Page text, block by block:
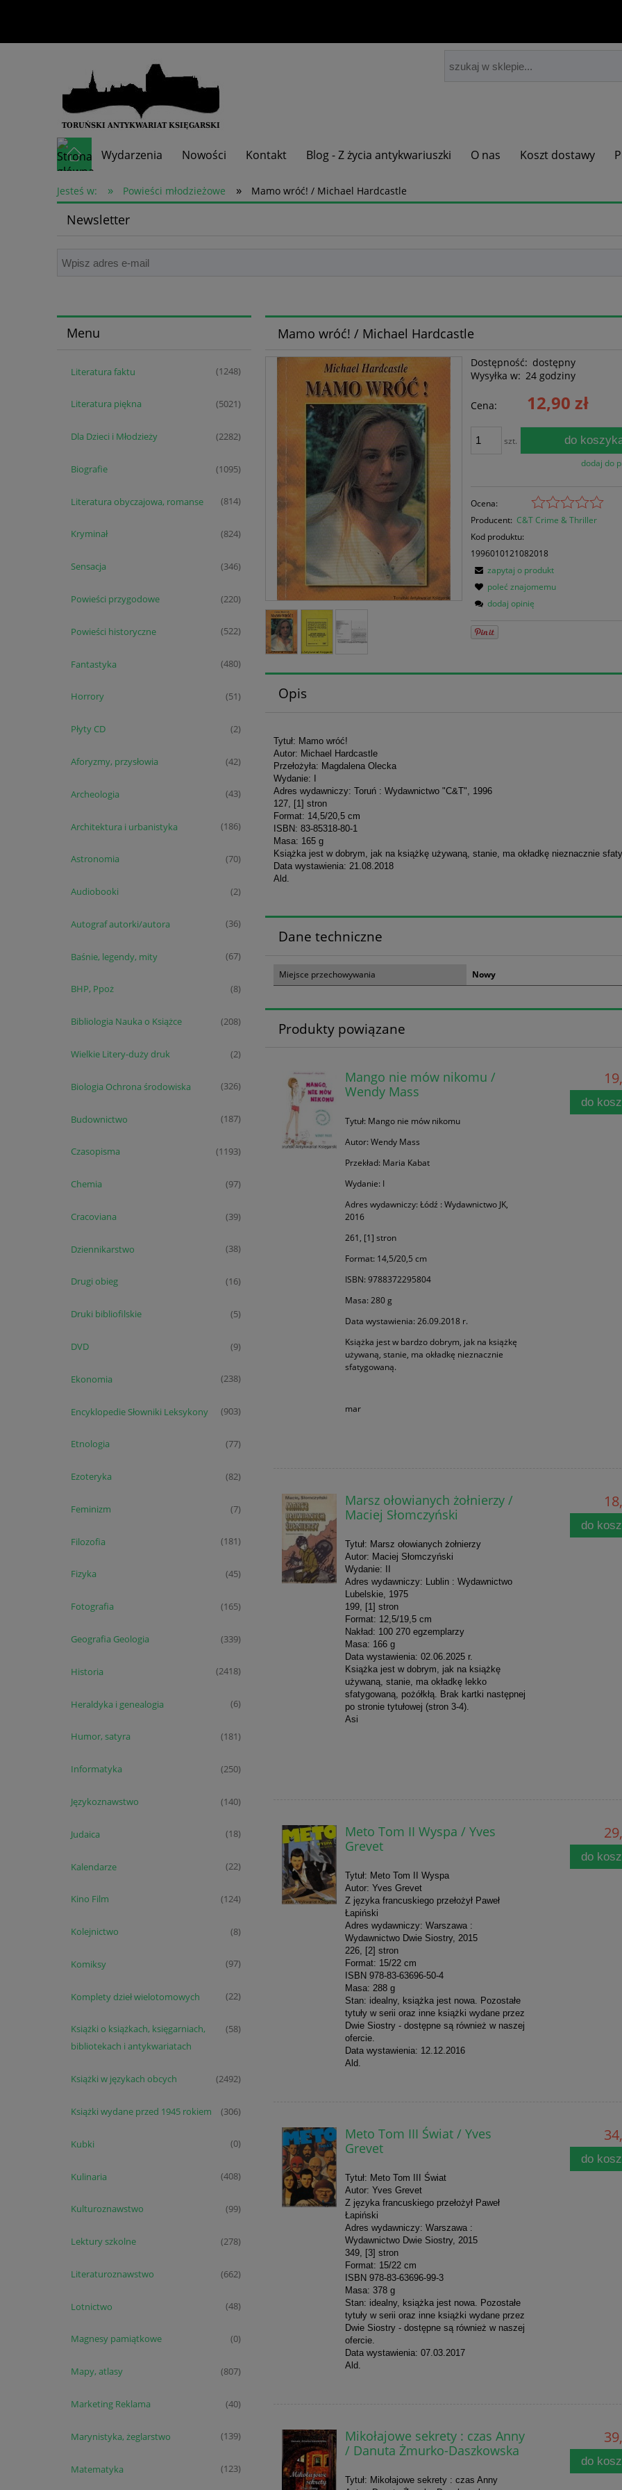
Wydarzenia Nowości Kontakt Blog - Z życia antykwariuszki O nas Koszt dostawy
Skup książek
Jesteś w: » Powieści młodzieżowe » Mamo wróć! / Michael Hardcastle
Newsletter
Menu
Literatura faktu (1248)
Literatura piękna (5021)
Dla Dzieci i Młodzieży (2282)
Biografie (1095)
Literatura obyczajowa, romanse (814)
Kryminał (824)
Sensacja (346)
Powieści przygodowe (220)
Powieści historyczne (522)
Fantastyka (480)
Horrory (51)
Płyty CD (2)
Aforyzmy, przysłowia (42)
Archeologia (43)
Architektura i urbanistyka (186)
Astronomia (70)
Audiobooki (2)
Autograf autorki/autora (36)
Baśnie, legendy, mity (67)
BHP, Ppoż (8)
Bibliologia Nauka o Książce (208)
Wielkie Litery-duży druk (2)
Biologia Ochrona środowiska (326)
Budownictwo (187)
Czasopisma (1193)
Chemia (97)
Cracoviana (39)
Dziennikarstwo (38)
Drugi obieg (16)
Druki bibliofilskie (5)
DVD (9)
Ekonomia (238)
Encyklopedie Słowniki Leksykony (903)
Etnologia (77)
Ezoteryka (82)
Feminizm (7)
Filozofia (181)
Fizyka (45)
Fotografia (165)
Geografia Geologia (339)
Historia (2418)
Heraldyka i genealogia (6)
Humor, satyra (181)
Informatyka (250)
Językoznawstwo (140)
Judaica (18)
Kalendarze (22)
Kino Film (124)
Kolejnictwo (8)
Komiksy (97)
Komplety dzieł wielotomowych (22)
Książki o książkach, księgarniach,
bibliotekach i antykwariatach
(58)
Książki w językach obcych (2492)
Książki wydane przed 1945 rokiem (306)
Kubki (0)
Kulinaria (408)
Kulturoznawstwo (99)
Lektury szkolne (278)
Literaturoznawstwo (662)
Lotnictwo (48)
Magnesy pamiątkowe (0)
Mapy, atlasy (807)
Marketing Reklama (40)
Marynistyka, żeglarstwo (139)
Matematyka (123)
Mamo wróć! / Michael Hardcastle
Dostępność: dostępny
Wysyłka w: 24 godziny
Cena: 12,90 zł
szt. do
dodaj do
Ocena:
Producent: C&T Crime & Thriller
Kod produktu:
1996010121082018
zapytaj o produkt
poleć znajomemu
dodaj opinię
Opis
Tytuł: Mamo wróć!
Autor: Michael Hardcastle
Przełożyła: Magdalena Olecka
Wydanie: I
Adres wydawniczy: Toruń : Wydawnictwo "C&T", 1996
127, [1] stron
Format: 14,5/20,5 cm
ISBN: 83-85318-80-1
Masa: 165 g
Książka jest w dobrym, jak na książkę używaną, stanie, ma okładkę nieznacznie
Data wystawienia: 21.08.2018
Ald.
Dane techniczne
Miejsce przechowywania Nowy
Produkty powiązane
Mango nie mów nikomu /
Wendy Mass
Tytuł: Mango nie mów nikomu
Autor: Wendy Mass
Przekład: Maria Kabat
Wydanie: I
Adres wydawniczy: Łódź : Wydawnictwo JK,
2016
261, [1] stron
Format: 14,5/20,5 cm
ISBN: 9788372295804
Masa: 280 g
Data wystawienia: 26.09.2018 r.
Książka jest w bardzo dobrym, jak na książkę
używaną, stanie, ma okładkę nieznacznie
sfatygowaną.
mar
do
Marsz ołowianych żołnierzy /
Maciej Słomczyński
Tytuł: Marsz ołowianych żołnierzy
Autor: Maciej Słomczyński
Wydanie: II
Adres wydawniczy: Lublin : Wydawnictwo
Lubelskie, 1975
199, [1] stron
Format: 12,5/19,5 cm
Nakład: 100 270 egzemplarzy
Masa: 166 g
Data wystawienia: 02.06.2025 r.
Książka jest w dobrym, jak na książkę
używaną, stanie, ma okładkę lekko
sfatygowaną, pożółkłą. Brak kartki następnej
po stronie tytułowej (stron 3-4).
Asi
do
Meto Tom II Wyspa / Yves
Grevet
Tytuł: Meto Tom II Wyspa
Autor: Yves Grevet
Z języka francuskiego przełożył Paweł
Łapiński
Adres wydawniczy: Warszawa :
Wydawnictwo Dwie Siostry, 2015
226, [2] stron
Format: 15/22 cm
ISBN 978-83-63696-50-4
Masa: 288 g
Stan: idealny, książka jest nowa. Pozostałe
tytuły w serii oraz inne książki wydane przez
Dwie Siostry - dostępne są również w naszej
ofercie.
Data wystawienia: 12.12.2016
Ald.
do
Meto Tom III Świat / Yves
Grevet
Tytuł: Meto Tom III Świat
Autor: Yves Grevet
Z języka francuskiego przełożył Paweł
Łapiński
Adres wydawniczy: Warszawa :
Wydawnictwo Dwie Siostry, 2015
349, [3] stron
Format: 15/22 cm
ISBN 978-83-63696-99-3
Masa: 378 g
Stan: idealny, książka jest nowa. Pozostałe
tytuły w serii oraz inne książki wydane przez
Dwie Siostry - dostępne są również w naszej
ofercie.
Data wystawienia: 07.03.2017
Ald.
do
Mikołajowe sekrety : czas Anny
/ Danuta Żmurko-Daszkowska
Tytuł: Mikołajowe sekrety : czas Anny
do